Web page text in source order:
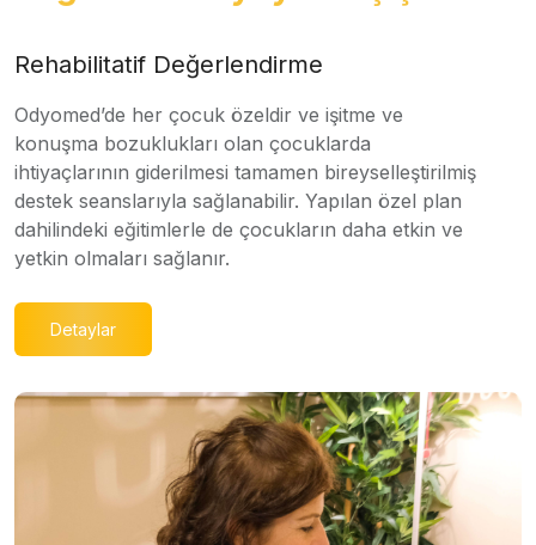
Rehabilitatif Değerlendirme
Odyomed’de her çocuk özeldir ve işitme ve
konuşma bozuklukları olan çocuklarda
ihtiyaçlarının giderilmesi tamamen bireyselleştirilmiş
destek seanslarıyla sağlanabilir. Yapılan özel plan
dahilindeki eğitimlerle de çocukların daha etkin ve
yetkin olmaları sağlanır.
Detaylar